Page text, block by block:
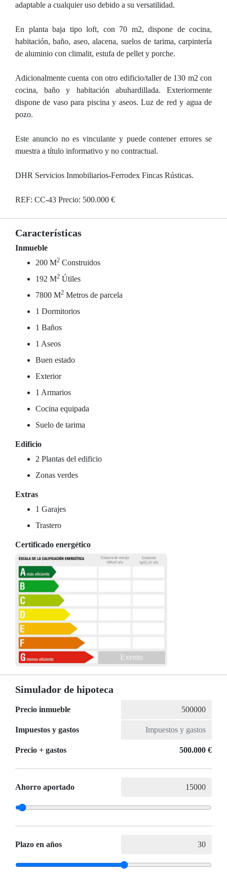
adaptable a cualquier uso debido a su versatilidad.
En planta baja tipo loft, con 70 m2, dispone de cocina,
habitación, baño, aseo, alacena, suelos de tarima, carpintería
de aluminio con climalit, estufa de pellet y porche.
Adicionalmente cuenta con otro edificio/taller de 130 m2 con
cocina, baño y habitación abuhardillada. Exteriormente
dispone de vaso para piscina y aseos. Luz de red y agua de
pozo.
Este anuncio no es vinculante y puede contener errores se
muestra a título informativo y no contractual.
DHR Servicios Inmobiliarios-Ferrodex Fincas Rústicas.
REF: CC-43 Precio: 500.000 €
Características
Inmueble
200 M2 Construidos
192 M2 Útiles
7800 M2 Metros de parcela
1 Dormitorios
1 Baños
1 Aseos
Buen estado
Exterior
1 Armarios
Cocina equipada
Suelo de tarima
Edificio
2 Plantas del edificio
Zonas verdes
Extras
1 Garajes
Trastero
Certificado energético
Exento
Simulador de hipoteca
Precio inmueble
Impuestos y gastos
Precio + gastos 500.000 €
Ahorro aportado
Plazo en años